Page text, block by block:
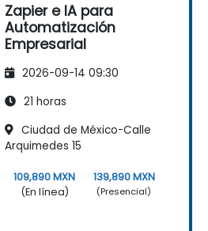
Zapier e IA para
Automatización
Empresarial
2026-09-14 09:30
21 horas
Ciudad de México-Calle
Arquimedes 15
109,890 MXN
(En línea)
139,890 MXN
(Presencial)